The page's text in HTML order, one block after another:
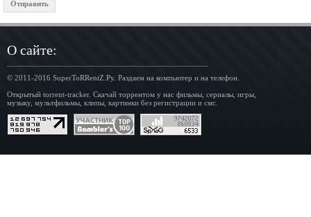
О сайте:
© 2011-2016 SuperToRRentZ.Ру. Раздаем на компьютер и на телефон.
Открытый torrent-tracker. Скачай торрентом у нас фильмы, сериалы, игры,
музыку, мультфильмы, клипы, картинки без регистрации и смс.